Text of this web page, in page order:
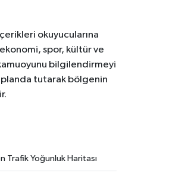
okuyucularına
spor, kültür ve
bilgilendirmeyi
planda tutarak bölgenin
Trafik Yoğunluk Haritası